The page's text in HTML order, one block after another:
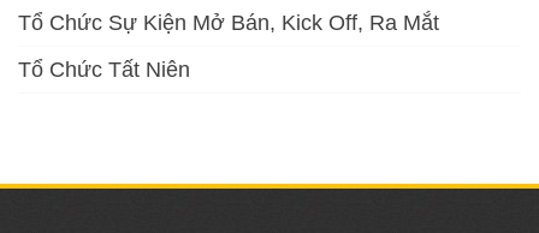
Tổ Chức Sự Kiện Mở Bán, Kick Off, Ra Mắt
Tổ Chức Tất Niên